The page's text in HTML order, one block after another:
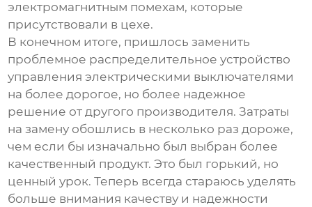
электромагнитным помехам, которые
присутствовали в цехе.
В конечном итоге, пришлось заменить
проблемное распределительное устройство
управления электрическими выключателями
на более дорогое, но более надежное
решение от другого производителя. Затраты
на замену обошлись в несколько раз дороже,
чем если бы изначально был выбран более
качественный продукт. Это был горький, но
ценный урок. Теперь всегда стараюсь уделять
больше внимания качеству и надежности